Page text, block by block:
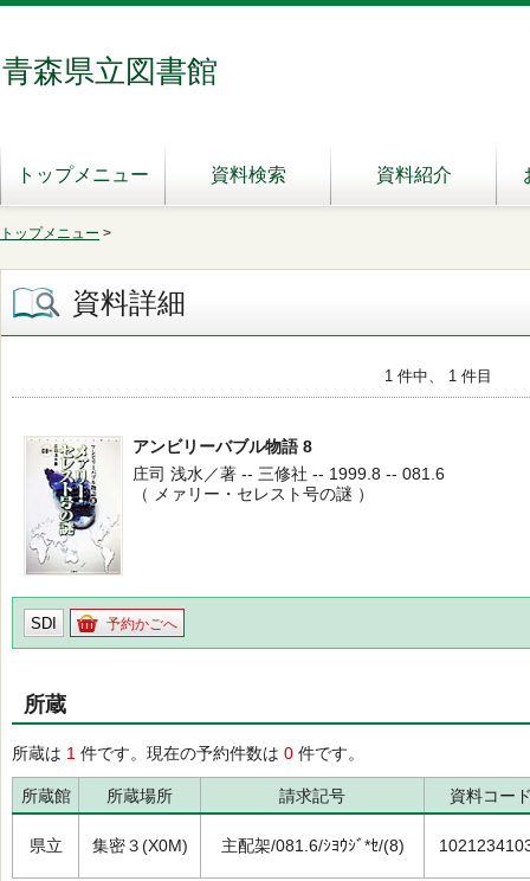
青森県立図書館
トップメニュー 資料検索 資料紹介
トップメニュー >
資料詳細
1 件中、 1 件目
アンビリーバブル物語 8
庄司 浅水／著 -- 三修社 -- 1999.8 -- 081.6
（ メァリー・セレスト号の謎 ）
SDI 予約かごへ
所蔵
所蔵は 1 件です。現在の予約件数は 0 件です。
所蔵館 所蔵場所 請求記号 資料コー
県立 集密３(X0M) 主配架/081.6/ｼﾖｳｼﾞ*ｾ/(8)